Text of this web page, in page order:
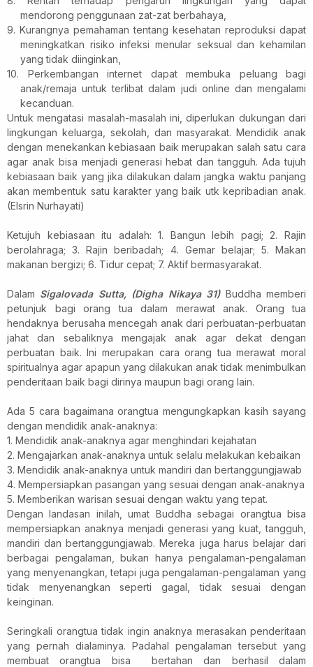
mendorong penggunaan zat-zat berbahaya,
9. Kurangnya pemahaman tentang kesehatan reproduksi dapat
meningkatkan risiko infeksi menular seksual dan kehamilan
yang tidak diinginkan,
10. Perkembangan internet dapat membuka peluang bagi
anak/remaja untuk terlibat dalam judi online dan mengalami
kecanduan.
Untuk mengatasi masalah-masalah ini, diperlukan dukungan dari
lingkungan keluarga, sekolah, dan masyarakat. Mendidik anak
dengan menekankan kebiasaan baik merupakan salah satu cara
agar anak bisa menjadi generasi hebat dan tangguh. Ada tujuh
kebiasaan baik yang jika dilakukan dalam jangka waktu panjang
akan membentuk satu karakter yang baik utk kepribadian anak.
(Elsrin Nurhayati)
Ketujuh kebiasaan itu adalah: 1. Bangun lebih pagi; 2. Rajin
berolahraga; 3. Rajin beribadah; 4. Gemar belajar; 5. Makan
makanan bergizi; 6. Tidur cepat; 7. Aktif bermasyarakat.
Dalam Sigalovada Sutta, (Digha Nikaya 31)Buddha memberi
petunjuk bagi orang tua dalam merawat anak. Orang tua
hendaknya berusaha mencegah anak dari perbuatan-perbuatan
jahat dan sebaliknya mengajak anak agar dekat dengan
perbuatan baik. Ini merupakan cara orang tua merawat moral
spiritualnya agar apapun yang dilakukan anak tidak menimbulkan
penderitaan baik bagi dirinya maupun bagi orang lain.
Ada 5 cara bagaimana orangtua mengungkapkan kasih sayang
dengan mendidik anak-anaknya:
1. Mendidik anak-anaknya agar menghindari kejahatan
2. Mengajarkan anak-anaknya untuk selalu melakukan kebaikan
3. Mendidik anak-anaknya untuk mandiri dan bertanggungjawab
4. Mempersiapkan pasangan yang sesuai dengan anak-anaknya
5. Memberikan warisan sesuai dengan waktu yang tepat.
Dengan landasan inilah, umat Buddha sebagai orangtua bisa
mempersiapkan anaknya menjadi generasi yang kuat, tangguh,
mandiri dan bertanggungjawab. Mereka juga harus belajar dari
berbagai pengalaman, bukan hanya pengalaman-pengalaman
yang menyenangkan, tetapi juga pengalaman-pengalaman yang
tidak menyenangkan seperti gagal, tidak sesuai dengan
keinginan.
Seringkali orangtua tidak ingin anaknya merasakan penderitaan
yang pernah dialaminya. Padahal pengalaman tersebut yang
membuat orangtua bisa bertahan dan berhasil dalam